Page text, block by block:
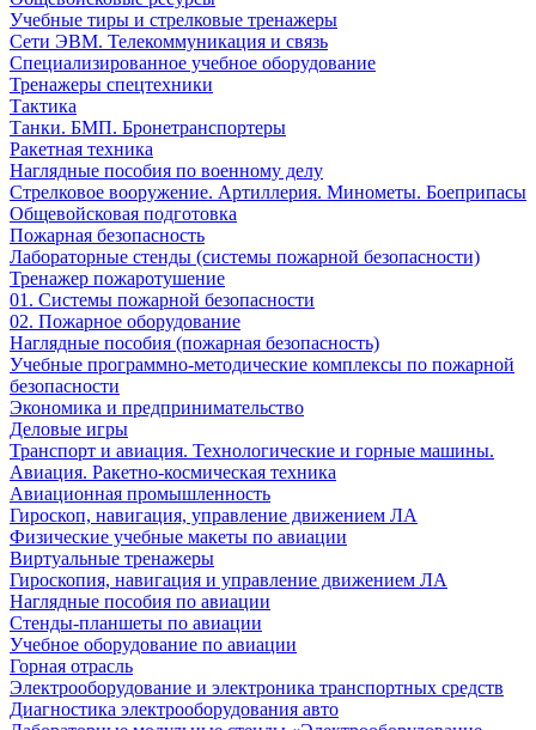
Учебные тиры и стрелковые тренажеры
Сети ЭВМ. Телекоммуникация и связь
Специализированное учебное оборудование
Тренажеры спецтехники
Тактика
Танки. БМП. Бронетранспортеры
Ракетная техника
Наглядные пособия по военному делу
Стрелковое вооружение. Артиллерия. Минометы. Боеприпасы
Общевойсковая подготовка
Пожарная безопасность
Лабораторные стенды (системы пожарной безопасности)
Тренажер пожаротушение
01. Системы пожарной безопасности
02. Пожарное оборудование
Наглядные пособия (пожарная безопасность)
Учебные программно-методические комплексы по пожарной
безопасности
Экономика и предпринимательство
Деловые игры
Транспорт и авиация. Технологические и горные машины.
Авиация. Ракетно-космическая техника
Авиационная промышленность
Гироскоп, навигация, управление движением ЛА
Физические учебные макеты по авиации
Виртуальные тренажеры
Гироскопия, навигация и управление движением ЛА
Наглядные пособия по авиации
Стенды-планшеты по авиации
Учебное оборудование по авиации
Горная отрасль
Электрооборудование и электроника транспортных средств
Диагностика электрооборудования авто